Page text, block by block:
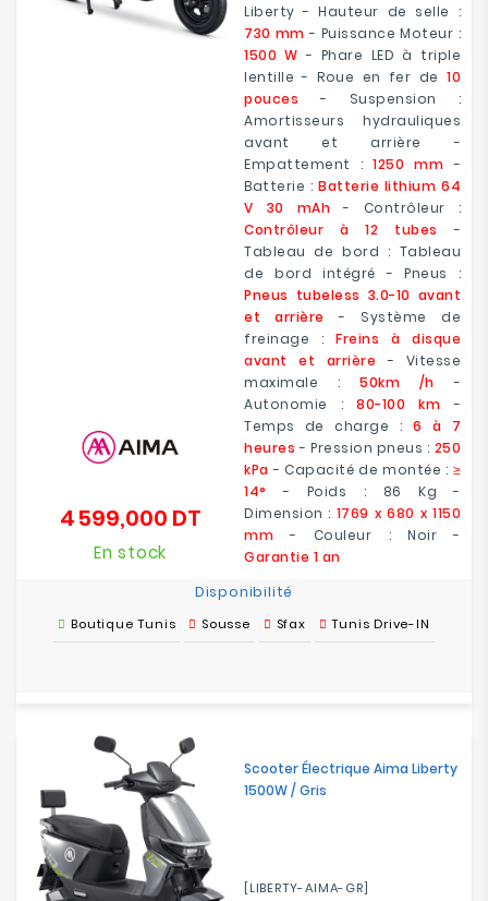
Liberty - Hauteur de selle :
730 mm - Puissance Moteur :
1500 W - Phare LED à triple
lentille - Roue en fer de 10
pouces - Suspension :
Amortisseurs hydrauliques
avant et arrière -
Empattement :1250 mm -
Batterie : Batterie lithium 64
V 30 mAh - Contrôleur :
Contrôleur à 12 tubes -
Tableau de bord : Tableau
de bord intégré - Pneus :
Pneus tubeless 3.0-10 avant
et arrière
- Système de
freinage : Freins à disque
avant et arrière - Vitesse
maximale : 50km /h -
Autonomie :80-100 km -
Temps de charge : 6 à 7
heures - Pression pneus : 250
kPa - Capacité de montée : ≥
14° - Poids : 86 Kg -
Dimension : 1769 x 680 x 1150
mm - Couleur : Noir -
Garantie 1 an
4 599,000 DTPrix
En stock
Disponibilité
Boutique Tunis Sousse Sfax Tunis Drive-IN
Scooter Électrique Aima Liberty
1500W / Gris
[LIBERTY-AIMA-GR]